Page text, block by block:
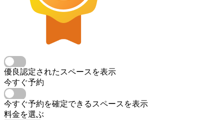
優良認定されたスペースを表示
今すぐ予約
今すぐ予約を確定できるスペースを表示
料金を選ぶ